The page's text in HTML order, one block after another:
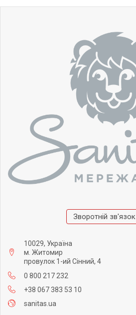
Зворотній зв'язок
10029, Україна
м. Житомир
провулок 1-ий Сінний, 4
0 800 217 232
+38 067 383 53 10
sanitas.ua